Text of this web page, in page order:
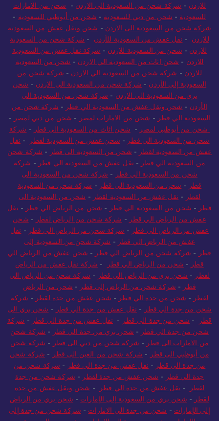
للاردن - شركة شحن من السعودية الي الاردن - شحن من الامارات
للسعودية - شحن من دبي للسعودية - شحن من أبوظبي للسعودية -
شركة شحن من السعودية الى الاردن - شحن ونقل عفش من السعودية
للاردن - نقل عفش من السعودية للأردن - شركة شحن من السعودية
للاردن - شحن من السعودية للاردن - شركة نقل عفش من السعودية
للاردن - شحن اثاث من السعودية الي الاردن - شحن من السعودية
للاردن - شركة شحن من السعودية الي الاردن - شركة شحن من
السعودية إلى الأردن - شركة شحن من السعودية الى الاردن - شحن
بري من السعودية الى الاردن - شركة شحن من السعودية الي
الأردن - شحن ونقل عفش من السعودية الي قطر - شركة شحن من
السعودية الي قطر - شحن من الامارات لمصر - شحن من دبي لمصر -
شحن من أبوظبي لمصر - شحن اثاث من السعودية الى قطر - شركة
شحن من السعودية الى قطر - شحن عفش من السعودية لقطر - نقل
عفش من السعودية لقطر - شحن من السعودية الى قطر - شركة شحن
من السعودية الي قطر - نقل عفش من السعودية الي قطر - شركة
شحن من السعودية الي قطر - شركة شحن من السعودية الى
قطر - شحن من السعودية الي قطر - شركة شحن من السعودية
لقطر - نقل عفش من السعودية لقطر - شحن من السعودية الى
قطر - شحن من السعودية الي قطر - شحن من الرياض الي قطر - نقل
عفش من الرياض الي قطر - شركة شحن من الرياض لقطر - شحن
عفش من الرياض الي قطر - شركة شحن من الرياض الي قطر - نقل
عفش من الرياض الي قطر - شركة شحن من السعودية إلى
قطر - شركة شحن من الرياض الي قطر - شحن عفش من الرياض الي
قطر - شحن من الرياض الي قطر - شركة نقل عفش من الرياض
لقطر - شحن بري من الرياض الي قطر - شركة شحن من الرياض الي
قطر - شركة شحن من الرياض إلى قطر - شحن من الرياض
لقطر - شحن من جدة الي قطر - شحن عفش من جدة لقطر - شركة
شحن من جدة الي قطر - نقل عفش من جدة الي قطر - شحن بري الى
قطر
- شحن من جدة الي قطر - نقل عفش من جدة الي قطر - شركة
شحن من جدة الي قطر - شحن بري من جدة الي قطر - شركة شحن
من الامارات الى قطر - شركة شحن من دبي الى قطر - شركة شحن
من أبوظبي الى قطر - شركة شحن من العين الى قطر - شركة شحن
من جدة الي قطر - نقل عفش من جدة الي قطر - شركة شحن من
جدة الي قطر - شحن عفش من جدة لقطر - شركة شحن من جدة
لقطر
- نقل عفش من جدة الي قطر - شحن ونقل عفش من جدة
لقطر - شحن بري من السعودية إلى الإمارات - شحن بري من الرياض
إلى الإمارات - شحن من جدة الى الامارات - شركة شحن من جدة إلى